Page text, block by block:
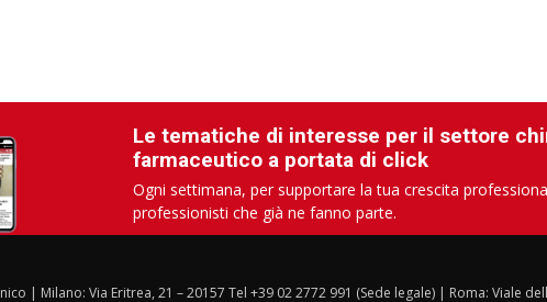
Le tematiche di interesse per il settore
farmaceutico a portata di click
Ogni settimana, per supportare la tua crescita
professionisti che già ne fanno parte.
| Milano: Via Eritrea, 21 – 20157 Tel +39 02 2772 991 (Sede legale) | Roma: Viale